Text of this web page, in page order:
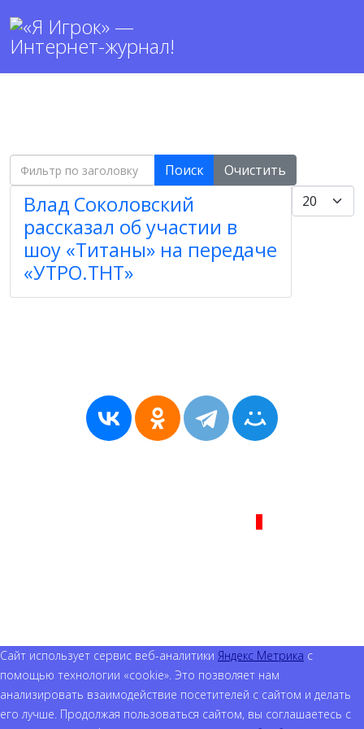
Фильтр по заголовку Поиск Очистить
Кол-во
Влад Соколовский
рассказал об участии в
шоу «Титаны» на передаче
«УТРО.ТНТ»
Сайт использует сервис веб-аналитики Яндекс Метрика с
помощью технологии «cookie». Это позволяет нам
анализировать взаимодействие посетителей с сайтом и делать
его лучше. Продолжая пользоваться сайтом, вы соглашаетесь с